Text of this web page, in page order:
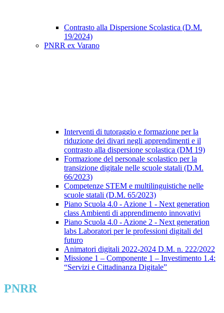
Contrasto alla Dispersione Scolastica (D.M.
19/2024)
PNRR ex Varano
Interventi di tutoraggio e formazione per la
riduzione dei divari negli apprendimenti e il
contrasto alla dispersione scolastica (DM 19)
Formazione del personale scolastico per la
transizione digitale nelle scuole statali (D.M.
66/2023)
Competenze STEM e multilinguistiche nelle
scuole statali (D.M. 65/2023)
Piano Scuola 4.0 - Azione 1 - Next generation
class Ambienti di apprendimento innovativi
Piano Scuola 4.0 - Azione 2 - Next generation
labs Laboratori per le professioni digitali del
futuro
Animatori digitali 2022-2024 D.M. n. 222/2022
Missione 1 – Componente 1 – Investimento 1.4:
“Servizi e Cittadinanza Digitale”
PNRR